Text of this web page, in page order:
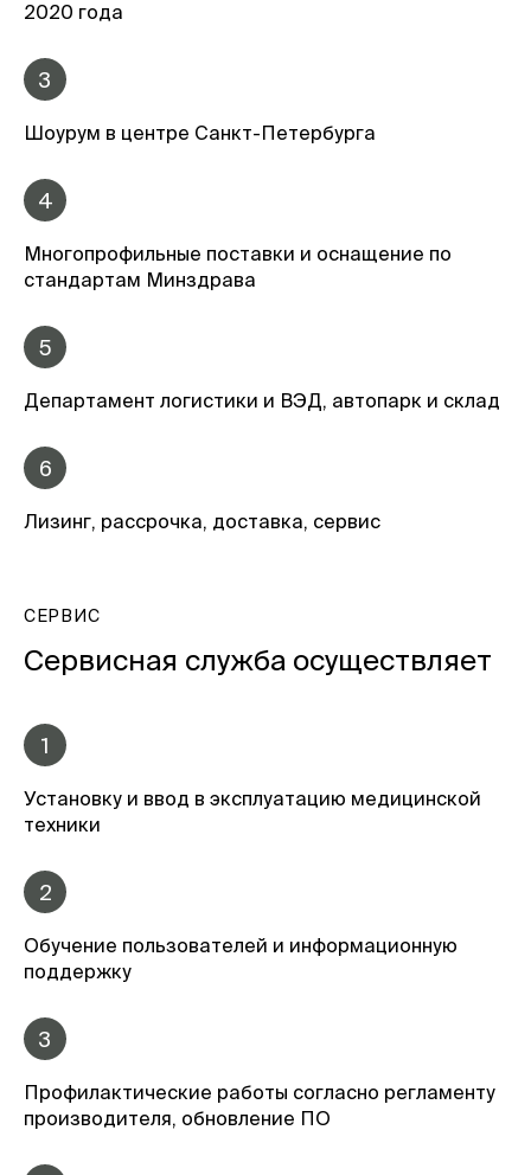
2020 года
3
Шоурум в центре Санкт-Петербурга
4
Многопрофильные поставки и оснащение по
стандартам Минздрава
5
Департамент логистики и ВЭД, автопарк и склад
6
Лизинг, рассрочка, доставка, сервис
СЕРВИС
Сервисная служба осуществляет
1
Установку и ввод в эксплуатацию медицинской
техники
2
Обучение пользователей и информационную
поддержку
3
Профилактические работы согласно регламенту
производителя, обновление ПО